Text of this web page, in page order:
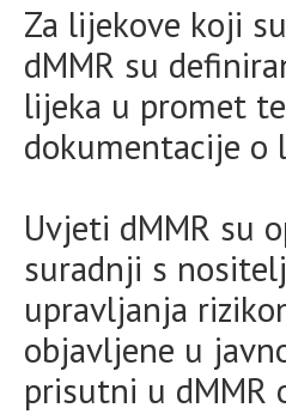
Za lijekove koji
dMMR su
lijeka u promet
dokumentacije o
Uvjeti dMMR su
suradnji s
upravljanja
objavljene u
prisutni u dMMR